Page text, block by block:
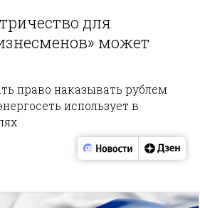
для
может
право наказывать рублем
использует в